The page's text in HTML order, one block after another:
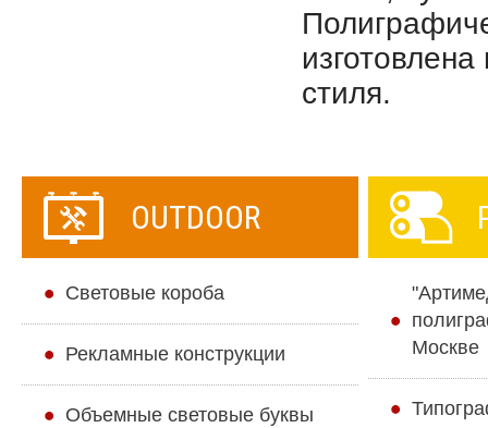
стиля.
OUTDOOR
Cветовые короба
Рекламные конструкции
Объемные световые буквы
Москве